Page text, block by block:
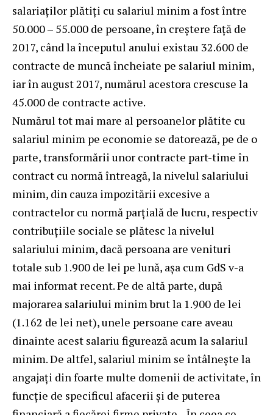
salariaților plătiți cu salariul minim a fost între
50.000 – 55.000 de persoane, în creștere față de
2017, când la începutul anului existau 32.600 de
contracte de muncă încheiate pe salariul minim,
iar în august 2017, numărul acestora crescuse la
45.000 de contracte active.
Numărul tot mai mare al persoanelor plătite cu
salariul minim pe economie se datorează, pe de o
parte, transformării unor contracte part-time în
contract cu normă întreagă, la nivelul salariului
minim, din cauza impozitării excesive a
contractelor cu normă parțială de lucru, respectiv
contribuțiile sociale se plătesc la nivelul
salariului minim, dacă persoana are venituri
totale sub 1.900 de lei pe lună, așa cum GdS v-a
mai informat recent. Pe de altă parte, după
majorarea salariului minim brut la 1.900 de lei
(1.162 de lei net), unele persoane care aveau
dinainte acest salariu figurează acum la salariul
minim. De altfel, salariul minim se întâlnește la
angajați din foarte multe domenii de activitate, în
funcție de specificul afacerii și de puterea